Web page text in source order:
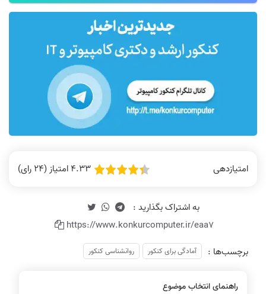
امتیازدهی 4.33 امتیاز (24 رای)
https://www.konkurcomputer.ir/eaa7
برچسب‌ها :
آمادگی برای کنکور روانشناسی کنکور
راهنمای انتخاب موضوع